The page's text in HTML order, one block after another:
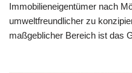
Immobilieneigentümer nach
umweltfreundlicher zu
maßgeblicher Bereich ist das